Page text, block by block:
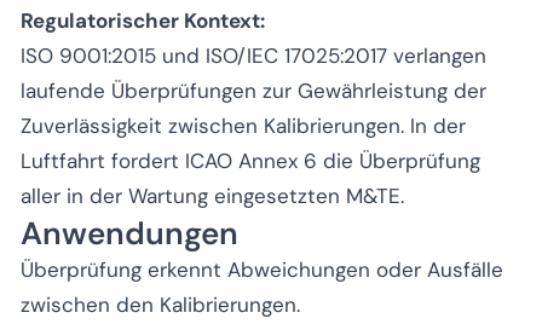
Regulatorischer Kontext:
ISO 9001:2015 und ISO/IEC 17025:2017 verlangen
laufende Überprüfungen zur Gewährleistung der
Zuverlässigkeit zwischen Kalibrierungen. In der
Luftfahrt fordert ICAO Annex 6 die Überprüfung
aller in der Wartung eingesetzten M&TE.
Anwendungen
Überprüfung erkennt Abweichungen oder Ausfälle
zwischen den Kalibrierungen.